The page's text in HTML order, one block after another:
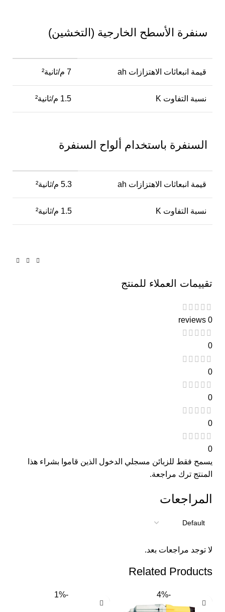
سنفرة الأسطح الخارجية (التخشين)
قيمة انبعاثات الاهتزازات ah 7 م/ثانية²
نسبة التفاوت K 1.5 م/ثانية²
السنفرة باستخدام ألواح السنفرة
قيمة انبعاثات الاهتزازات ah 5.3 م/ثانية²
نسبة التفاوت K 1.5 م/ثانية²
تقييمات العملاء للمنتج
0 reviews
0
0
0
0
0
المراجعات
لا توجد مراجعات بعد.
يسمح فقط للزبائن مسجلي الدخول الذين قاموا بشراء هذا
المنتج ترك مراجعة.
Related Products
-4%
-1%